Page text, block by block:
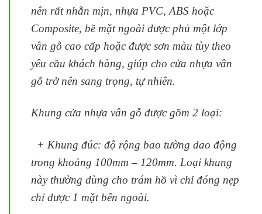
nên rất nhẵn mịn, nhựa PVC, ABS hoặc
Composite, bề mặt ngoài được phủ một lớp
vân gỗ cao cấp hoặc được sơn màu tùy theo
yêu cầu khách hàng, giúp cho cửa nhựa vân
gỗ trở nên sang trọng, tự nhiên.
Khung cửa nhựa vân gỗ được gồm 2 loại:
+ Khung đúc: độ rộng bao tường dao động
trong khoảng 100mm – 120mm. Loại khung
này thường dùng cho trám hồ vì chỉ đóng nẹp
chỉ được 1 mặt bên ngoài.